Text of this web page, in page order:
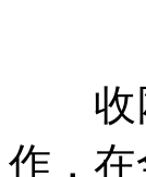
收网
作，